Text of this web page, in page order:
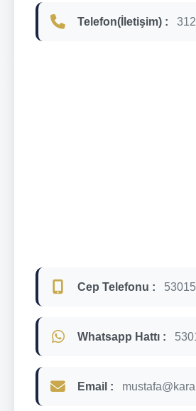
Telefon(İletişim) :
Cep Telefonu :
Whatsapp Hattı :
Email :